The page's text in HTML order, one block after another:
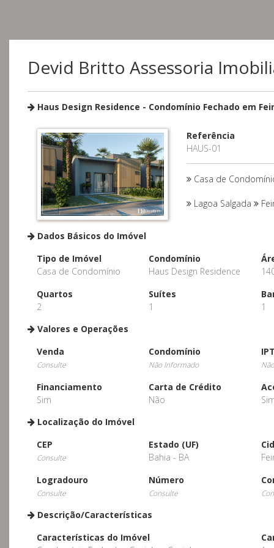
Devid Britto Assessoria
Haus Design Residence - Condomínio Fechado em
Referência
HAUS-01
Casa de
Lagoa Salgada
Dados Básicos do Imóvel
Tipo de Imóvel
Casa de Condomínio
Condomínio
Haus Design Residence
Quartos
2
Suítes
1
1
Valores e Operações
Venda
Consulte
Condomínio
Não Informado
Financiamento
Sim
Carta de Crédito
Não
Localização do Imóvel
CEP
Consulte
Estado (UF)
Bahia - BA
Logradouro
Consulte
Número
Consulte
Descrição/Características
Características do Imóvel